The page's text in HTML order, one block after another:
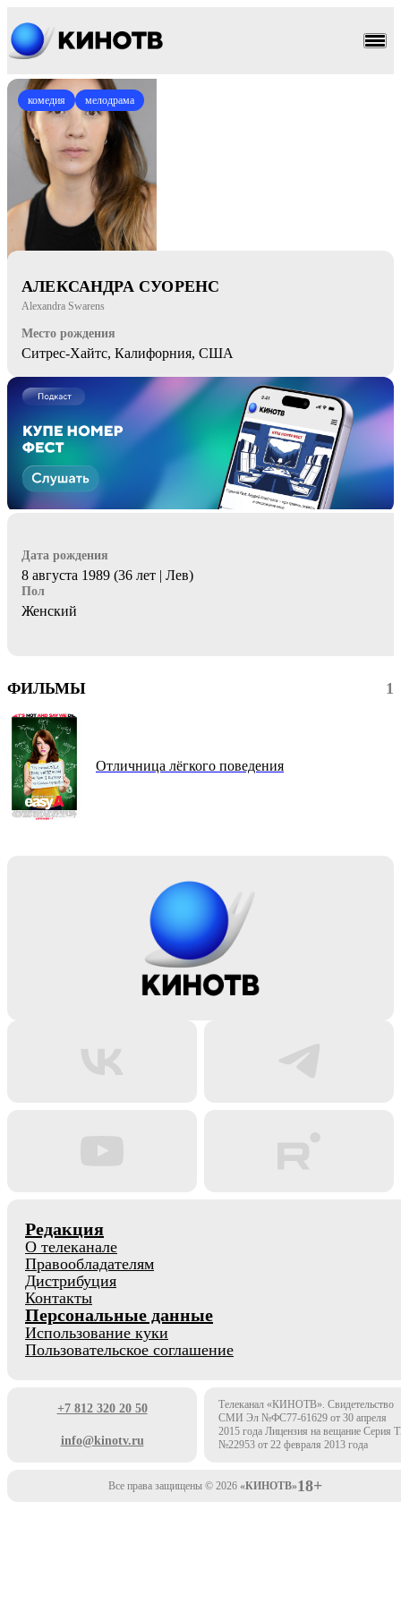
комедия мелодрама
АЛЕКСАНДРА СУОРЕНС
Alexandra Swarens
Место рождения
Ситрес-Хайтс, Калифорния, США
Дата рождения
8 августа 1989 (36 лет | Лев)
Пол
Женский
ФИЛЬМЫ 1
Отличница лёгкого поведения
Редакция
О телеканале
Правообладателям
Дистрибуция
Контакты
Персональные данные
Использование куки
Пользовательское соглашение
+7 812 320 20 50
info@kinotv.ru
Телеканал «КИНОТВ». Свидетельство
СМИ Эл №ФС77-61629 от 30 апреля
2015 года Лицензия на вещание Серия
№22953 от 22 февраля 2013 года
Все права защищены © 2026 «КИНОТВ»18+